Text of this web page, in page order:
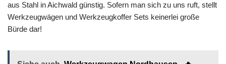
aus Stahl in Aichwald günstig. Sofern man sich zu uns ruft, stellt
Werkzeugwägen und Werkzeugkoffer Sets keinerlei große
Bürde dar!